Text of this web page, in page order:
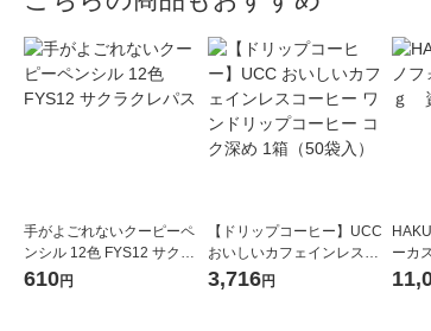
手がよごれないクーピーペ
ンシル 12色 FYS12 サクラ
クレパス
610円
【ドリップコーヒー】UCC
おいしいカフェインレスコ
ーヒー ワンドリップコーヒ
ー コク深め 1箱（50袋入）
3,716円
ーカ
堂 お